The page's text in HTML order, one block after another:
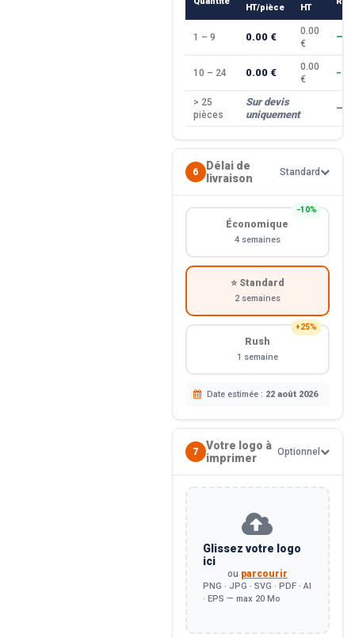
HT/pièce HT
1 – 9 0.00 €
0.00
€
—
10 – 24 0.00 €
0.00
€
> 25
pièces
Sur devis
uniquement
—
6
Délai de
livraison
Standard
−10%
Économique
4 semaines
⭐ Standard
2 semaines
+25%
Rush
1 semaine
Date estimée : 22 août 2026
7
Votre logo à
imprimer
Optionnel
Glissez votre logo
ici
ou parcourir
PNG · JPG · SVG · PDF · AI
· EPS — max 20 Mo